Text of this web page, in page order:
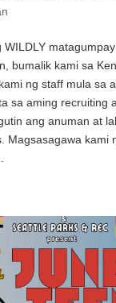
WILDLY
bumalik kami sa
ng staff mula sa
sa aming recruiting
ang anuman at
Magsasagawa kami